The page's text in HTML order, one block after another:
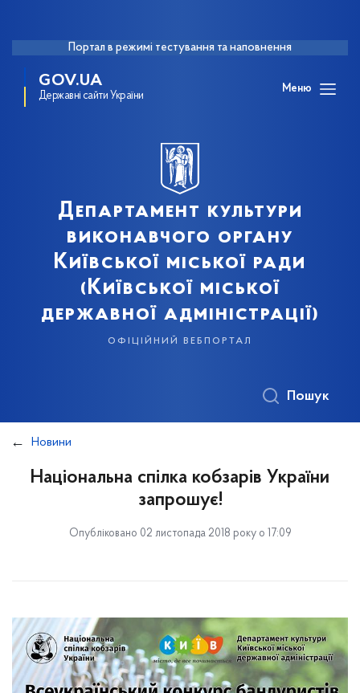
Портал в режимі тестування та наповнення
GOV.UA
Державні сайти України
Меню
Департамент культури
виконавчого органу
Київської міської ради
(Київської міської
державної адміністрації)
офіційний вебпортал
Пошук
Новини
Національна спілка кобзарів України
запрошує!
Опубліковано 02 листопада 2018 року о 17:09